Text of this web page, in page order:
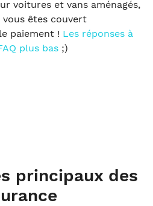
voitures et vans aménagés,
vous êtes couvert
paiement ! Les réponses à
plus bas ;)
principaux des